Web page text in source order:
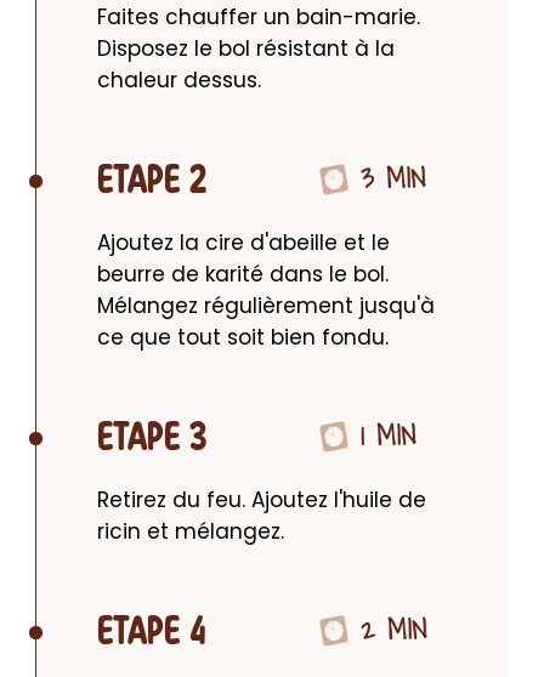
Faites chauffer un bain-marie.
Disposez le bol résistant à la
chaleur dessus.
ETAPE 2 3 MIN
Ajoutez la cire d'abeille et le
beurre de karité dans le bol.
Mélangez régulièrement jusqu'à
ce que tout soit bien fondu.
ETAPE 3 1 MIN
Retirez du feu. Ajoutez l'huile de
ricin et mélangez.
ETAPE 4 2 MIN